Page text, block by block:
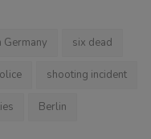
Germany six dead
shooting incident
Berlin